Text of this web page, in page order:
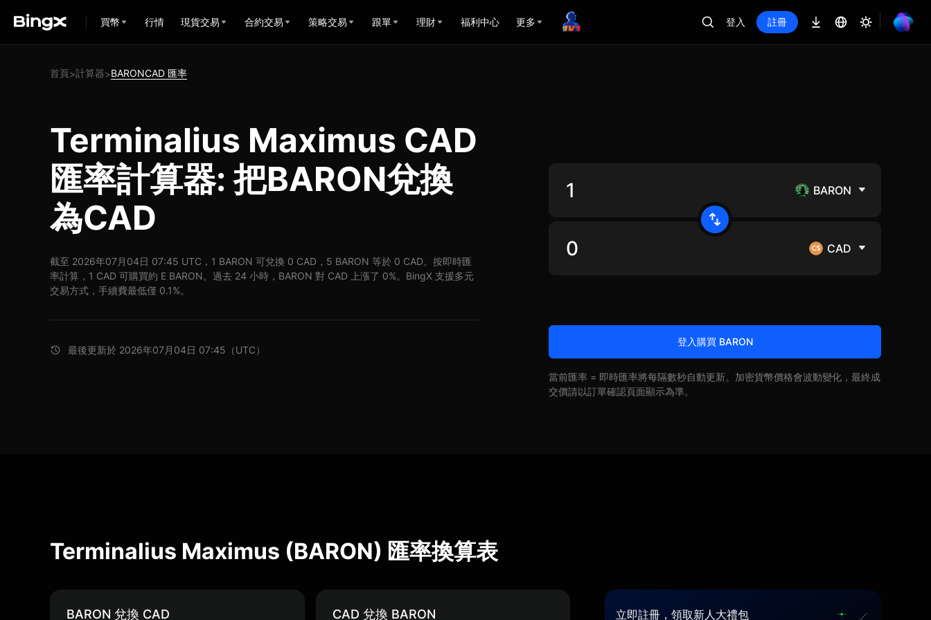
買幣 行情 現貨交易 合約交易 策略交易 跟單 理財 福利中心 更多 登入 註冊
首頁>計算器>BARONCAD 匯率
Terminalius Maximus CAD
匯率計算器: 把BARON兌換
為CAD
截至 2026年07月04日 07:45 UTC，1 BARON 可兌換 0 CAD，5 BARON 等於 0 CAD。按即時匯
率計算，1 CAD 可購買約 E BARON。過去 24 小時，BARON 對 CAD 上漲了 0%。BingX 支援多元
交易方式，手續費最低僅 0.1%。
最後更新於 2026年07月04日 07:45（UTC）
BARON
CAD
登入購買 BARON
當前匯率 = 即時匯率將每隔數秒自動更新。加密貨幣價格會波動變化，最終成
交價請以訂單確認頁面顯示為準。
Terminalius Maximus (BARON) 匯率換算表
BARON 兌換 CAD CAD 兌換 BARON 立即註冊，領取新人大禮包